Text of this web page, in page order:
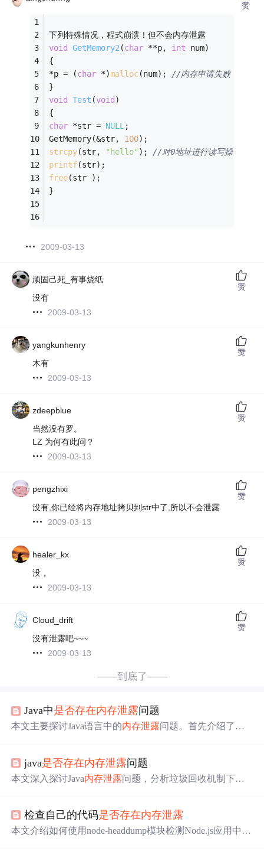
下列特殊情况，程式崩溃！但不会内存泄露
void
GetMemory2(char **p, int num)
{
*p = (char *)malloc(num); //内存申请失败，此时
}
void
Test (void )
{
char *str = NULL;
GetMemory(&str, 100);
strcpy(str, "hello" ); //对0地址进行读写操作，
printf(str);
free(str );
}
2009-03-13
赞
顽固己死_有事烧纸
没有
2009-03-13
赞
yangkunhenry
木有
2009-03-13
赞
zdeepblue
当然没有罗。
LZ 为何有此问？
2009-03-13
赞
pengzhixi
没有,你已经将内存地址拷贝到str中了,所以不会泄露
2009-03-13
赞
healer_kx
没，
2009-03-13
赞
Cloud_drift
没有泄露吧~~~
2009-03-13
赞
——到底了——
Java中是否存在内存泄露问题
本文主要探讨Java语言中的内存泄露问题。首先介绍了 内
序示例说明内存泄露，最后详细分析了Java中易引起
泄露的原因，如静态集合类、各种链接等。
java是否存在内存泄露问题
本文深入探讨Java内存泄露问题，分析垃圾回收机制下内
过实例说明如何避免。
检查自己的代码是否存在内存泄露
本文介绍如何使用node-headdump模块检测Node.js应用中的